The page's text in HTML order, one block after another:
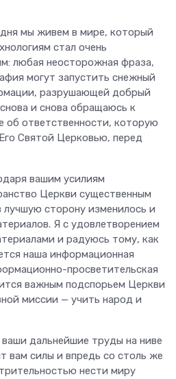
мы живем в мире, который
стал очень
любая неосторожная фраза,
могут запустить снежный
разрушающей добрый
и снова обращаюсь к
об ответственности, которую
Святой Церковью, перед
вашим усилиям
Церкви существенным
сторону изменилось и
Я с удовлетворением
и радуюсь тому, как
наша информационная
просветительская
важным подспорьем Церкви
миссии — учить народ и
ваши дальнейшие труды на ниве
вам силы и впредь со столь же
нести миру